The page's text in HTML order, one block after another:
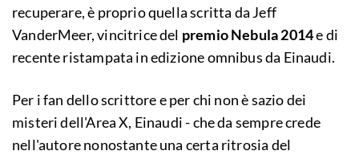
recuperare, è proprio quella scritta da Jeff
VanderMeer, vincitrice del premio Nebula 2014e di
recente ristampata in edizione omnibus da Einaudi.
Per i fan dello scrittore e per chi non è sazio dei
misteri dell'Area X, Einaudi - che da sempre crede
nell'autore nonostante una certa ritrosia del